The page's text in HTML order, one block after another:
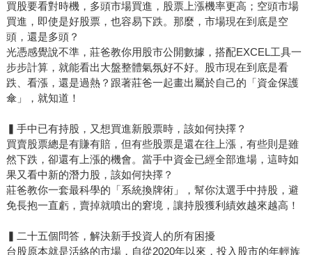
買股要看對時機，多頭市場買進，股票上漲機率更高；空頭市場
買進，即使是好股票，也容易下跌。那麼，市場現在到底是空
頭，還是多頭？
光憑感覺說不準，莊爸教你用股市公開數據，搭配EXCEL工具一
步步計算，就能看出大盤整體氣氛好不好。股市現在到底是看
跌、看漲，還是過熱？跟著莊爸一起畫出屬於自己的「資金保護
傘」，就知道！
▍手中已有持股，又想買進新股票時，該如何抉擇？
買賣股票總是有賺有賠，但有些股票是還在往上漲，有些則是雖
然下跌，卻還有上漲的機會。當手中資金已經全部進場，這時如
果又看中新的潛力股，該如何抉擇？
莊爸教你一套最科學的「系統換牌術」，幫你汰選手中持股，避
免長抱一直虧，賣掉就噴出的窘境，讓持股獲利績效越來越高！
▍二十五個問答，解決新手投資人的所有困擾
台股原本就是活絡的市場，自從2020年以來，投入股市的年輕族